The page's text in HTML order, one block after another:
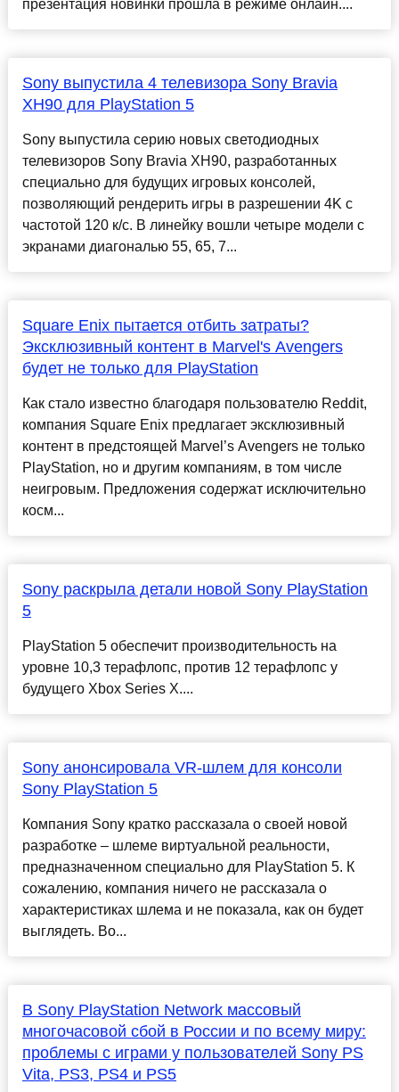
презентация новинки прошла в режиме онлайн....
Sony выпустила 4 телевизора Sony Bravia
XH90 для PlayStation 5
Sony выпустила серию новых светодиодных
телевизоров Sony Bravia XH90, разработанных
специально для будущих игровых консолей,
позволяющий рендерить игры в разрешении 4K с
частотой 120 к/с. В линейку вошли четыре модели с
экранами диагональю 55, 65, 7...
Square Enix пытается отбить затраты?
Эксклюзивный контент в Marvel's Avengers
будет не только для PlayStation
Как стало известно благодаря пользователю Reddit,
компания Square Enix предлагает эксклюзивный
контент в предстоящей Marvel’s Avengers не только
PlayStation, но и другим компаниям, в том числе
неигровым. Предложения содержат исключительно
косм...
Sony раскрыла детали новой Sony PlayStation
5
PlayStation 5 обеспечит производительность на
уровне 10,3 терафлопс, против 12 терафлопс у
будущего Xbox Series X....
Sony анонсировала VR-шлем для консоли
Sony PlayStation 5
Компания Sony кратко рассказала о своей новой
разработке – шлеме виртуальной реальности,
предназначенном специально для PlayStation 5. К
сожалению, компания ничего не рассказала о
характеристиках шлема и не показала, как он будет
выглядеть. Во...
В Sony PlayStation Network массовый
многочасовой сбой в России и по всему миру:
проблемы с играми у пользователей Sony PS
Vita, PS3, PS4 и PS5